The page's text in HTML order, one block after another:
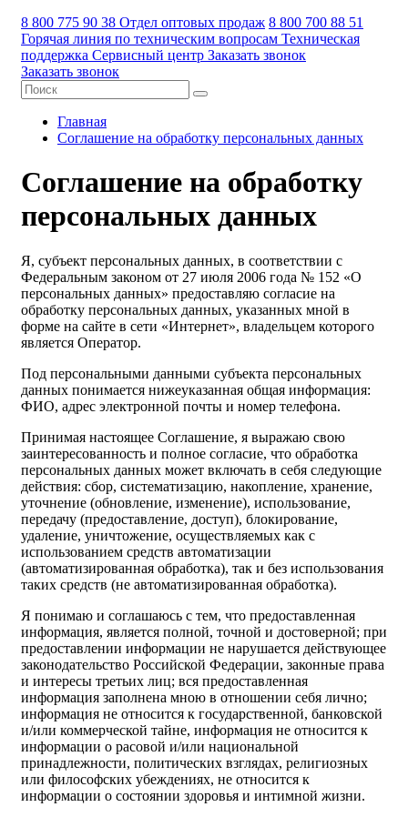
8 800 775 90 38 Отдел оптовых продаж 8 800 700 88 51
Горячая линия по техническим вопросам Техническая
поддержка Сервисный центр Заказать звонок
Заказать звонок
Главная
Соглашение на обработку персональных данных
Соглашение на обработку
персональных данных
Я, субъект персональных данных, в соответствии с
Федеральным законом от 27 июля 2006 года № 152 «О
персональных данных» предоставляю согласие на
обработку персональных данных, указанных мной в
форме на сайте в сети «Интернет», владельцем которого
является Оператор.
Под персональными данными субъекта персональных
данных понимается нижеуказанная общая информация:
ФИО, адрес электронной почты и номер телефона.
Принимая настоящее Соглашение, я выражаю свою
заинтересованность и полное согласие, что обработка
персональных данных может включать в себя следующие
действия: сбор, систематизацию, накопление, хранение,
уточнение (обновление, изменение), использование,
передачу (предоставление, доступ), блокирование,
удаление, уничтожение, осуществляемых как с
использованием средств автоматизации
(автоматизированная обработка), так и без использования
таких средств (не автоматизированная обработка).
Я понимаю и соглашаюсь с тем, что предоставленная
информация, является полной, точной и достоверной; при
предоставлении информации не нарушается действующее
законодательство Российской Федерации, законные права
и интересы третьих лиц; вся предоставленная
информация заполнена мною в отношении себя лично;
информация не относится к государственной, банковской
и/или коммерческой тайне, информация не относится к
информации о расовой и/или национальной
принадлежности, политических взглядах, религиозных
или философских убеждениях, не относится к
информации о состоянии здоровья и интимной жизни.